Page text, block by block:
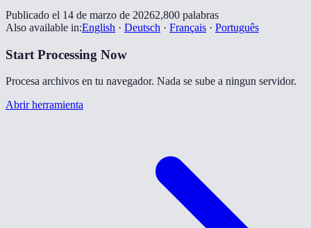
Publicado el 14 de marzo de 20262,800 palabras
Also available in:English · Deutsch · Français · Português
Start Processing Now
Procesa archivos en tu navegador. Nada se sube a ningun servidor.
Abrir herramienta